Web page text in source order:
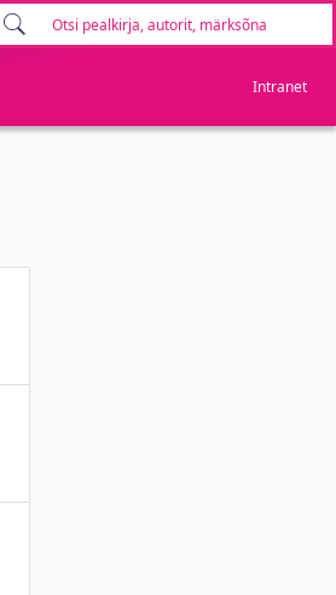
Intranet